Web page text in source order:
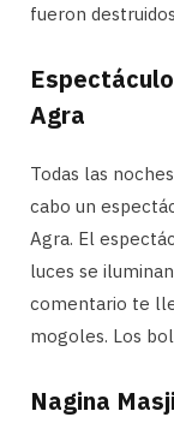
fueron
Agra
Todas las
cabo un
Agra. El
luces se
comentario te
mogoles. Los
Nagina